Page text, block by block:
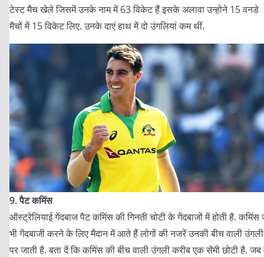
टेस्ट मैच खेले जिसमें उनके नाम में 63 विकेट हैं इसके अलावा उन्होने 15 वनडे
मैचों में 15 विकेट लिए. उनके दाएं हाथ में दो उंगलियां कम थीं.
9. पैट कमिंस
ऑस्ट्रेलियाई गेंदबाज पैट कमिंस की गिनती चोटी के गेंदबाजों में होती है. कमिंस
भी गेंदबाजी करने के लिए मैदान में आते हैं लोगों की नजरें उनकी बीच वाली उंगली
पर जाती है. बता दें कि कमिंस की बीच वाली उंगली करीब एक सेंमी छोटी है. जब